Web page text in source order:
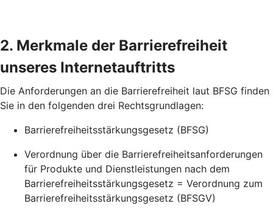
2. Merkmale der Barrierefreiheit
unseres Internetauftritts
Die Anforderungen an die Barrierefreiheit laut BFSG finden
Sie in den folgenden drei Rechtsgrundlagen:
Barrierefreiheitsstärkungsgesetz (BFSG)
Verordnung über die Barrierefreiheitsanforderungen
für Produkte und Dienstleistungen nach dem
Barrierefreiheitsstärkungsgesetz = Verordnung zum
Barrierefreiheitsstärkungsgesetz (BFSGV)